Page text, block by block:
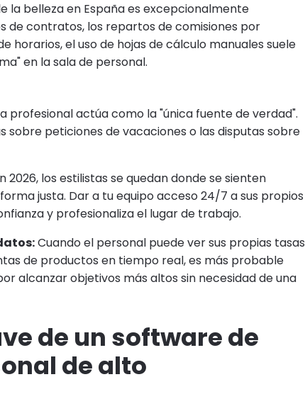
la belleza en España es excepcionalmente
de contratos, los repartos de comisiones por
horarios, el uso de hojas de cálculo manuales suele
en la sala de personal.
profesional actúa como la "única fuente de verdad".
sobre peticiones de vacaciones o las disputas sobre
2026, los estilistas se quedan donde se sienten
justa. Dar a tu equipo acceso 24/7 a sus propios
y profesionaliza el lugar de trabajo.
Cuando el personal puede ver sus propias tasas
de productos en tiempo real, es más probable
alcanzar objetivos más altos sin necesidad de una
de un software de
de alto